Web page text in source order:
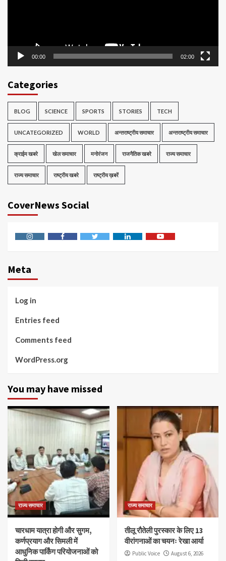
00:00 02:00
Categories
BLOG SCIENCE SPORTS STORIES TECH
UNCATEGORIZED WORLD अन्तराष्ट्रीय समाचार अन्तराष्ट्रीय समाचार
क्राईम खबरे खेल समाचार मनोरंजन राजनैतिक खबरे राज्य समाचार
राज्य समाचार राष्ट्रीय खबरे राष्ट्रीय ख़बरें
CoverNews Social
Meta
Log in
Entries feed
Comments feed
WordPress.org
You may have missed
राज्य समाचार
चारधाम यात्रा होगी और सुगम,
कर्णप्रयाग और सिमली में
आधुनिक पार्किंग परियोजनाओं को
राज्य समाचार
तीलू रौतेली पुरस्कार के लिए 13
वीरांगनाओं का चयनः रेखा आर्या
Public Voice August 6, 2026